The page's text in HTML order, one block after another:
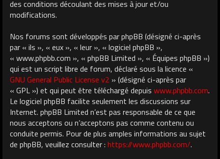
des conditions découlant des mises à jour et/ou
modifications.
Nos forums sont développés par phpBB (désigné ci-après
par « ils », « eux », « leur », « logiciel phpBB »,
« www.phpbb.com », « phpBB Limited », « Équipes phpBB »)
qui est un script libre de forum, déclaré sous la licence «
GNU General Public License v2 » (désigné ci-après par
« GPL ») et qui peut être téléchargé depuis www.phpbb.com.
Le logiciel phpBB facilite seulement les discussions sur
Internet. phpBB Limited n’est pas responsable de ce que
nous acceptons ou n’acceptons pas comme contenu ou
conduite permis. Pour de plus amples informations au sujet
de phpBB, veuillez consulter : https://www.phpbb.com/.